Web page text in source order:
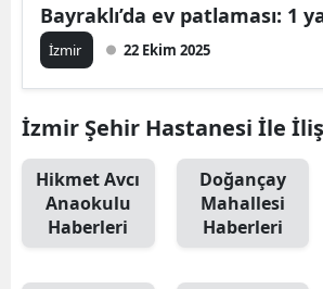
Bayraklı’da ev patlaması: 1
İzmir 22 Ekim 2025
İzmir Şehir Hastanesi İle
Hikmet Avcı
Anaokulu
Haberleri
Doğançay
Mahallesi
Haberleri